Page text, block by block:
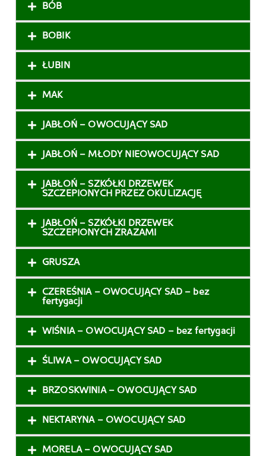
BÓB
BOBIK
ŁUBIN
MAK
JABŁOŃ – OWOCUJĄCY SAD
JABŁOŃ – MŁODY NIEOWOCUJĄCY SAD
JABŁOŃ – SZKÓŁKI DRZEWEK
SZCZEPIONYCH PRZEZ OKULIZACJĘ
JABŁOŃ – SZKÓŁKI DRZEWEK
SZCZEPIONYCH ZRAZAMI
GRUSZA
CZEREŚNIA – OWOCUJĄCY SAD – bez
fertygacji
WIŚNIA – OWOCUJĄCY SAD – bez fertygacji
ŚLIWA – OWOCUJĄCY SAD
BRZOSKWINIA – OWOCUJĄCY SAD
NEKTARYNA – OWOCUJĄCY SAD
MORELA – OWOCUJĄCY SAD